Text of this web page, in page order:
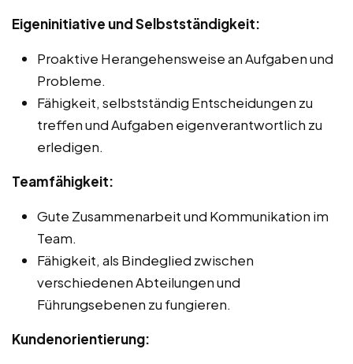
Eigeninitiative und Selbstständigkeit:
Proaktive Herangehensweise an Aufgaben und
Probleme.
Fähigkeit, selbstständig Entscheidungen zu
treffen und Aufgaben eigenverantwortlich zu
erledigen.
Teamfähigkeit:
Gute Zusammenarbeit und Kommunikation im
Team.
Fähigkeit, als Bindeglied zwischen
verschiedenen Abteilungen und
Führungsebenen zu fungieren.
Kundenorientierung: